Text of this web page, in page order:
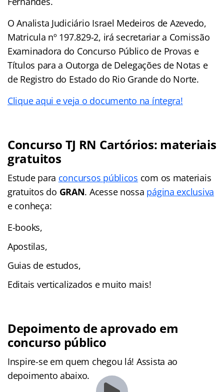
O Analista Judiciário Israel Medeiros de Azevedo,
Matricula nº 197.829-2, irá secretariar a Comissão
Examinadora do Concurso Público de Provas e
Títulos para a Outorga de Delegações de Notas e
de Registro do Estado do Rio Grande do Norte.
Clique aqui e veja o documento na íntegra!
Concurso TJ RN Cartórios: materiais
gratuitos
Estude para concursos públicos com os materiais
gratuitos do GRAN. Acesse nossa página exclusiva
e conheça:
E-books,
Apostilas,
Guias de estudos,
Editais verticalizados e muito mais!
Depoimento de aprovado em
concurso público
Inspire-se em quem chegou lá! Assista ao
depoimento abaixo.